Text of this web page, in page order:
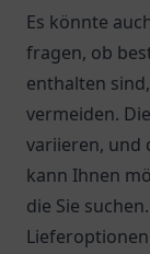
Es könnte
fragen, ob
enthalten
vermeiden.
variieren, und
kann Ihnen
die Sie suchen.